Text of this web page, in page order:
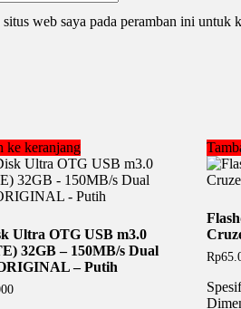
web saya pada peramban ini untuk
ke keranjang
Ultra OTG USB m3.0
32GB – 150MB/s Dual
– Putih
Rp